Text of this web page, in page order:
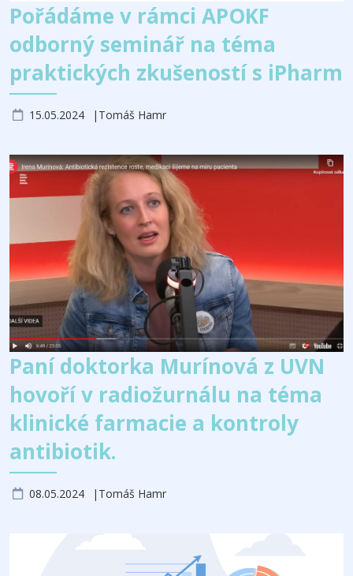
Pořádáme v rámci APOKF
odborný seminář na téma
praktických zkušeností s iPharm
15.05.2024 Tomáš Hamr
Paní doktorka Murínová z UVN
hovoří v radiožurnálu na téma
klinické farmacie a kontroly
antibiotik.
08.05.2024 Tomáš Hamr